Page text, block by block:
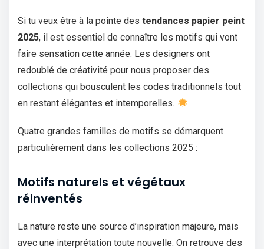
Si tu veux être à la pointe des tendances papier peint
2025, il est essentiel de connaître les motifs qui vont
faire sensation cette année. Les designers ont
redoublé de créativité pour nous proposer des
collections qui bousculent les codes traditionnels tout
en restant élégantes et intemporelles.
Quatre grandes familles de motifs se démarquent
particulièrement dans les collections 2025 :
Motifs naturels et végétaux
réinventés
La nature reste une source d’inspiration majeure, mais
avec une interprétation toute nouvelle. On retrouve des